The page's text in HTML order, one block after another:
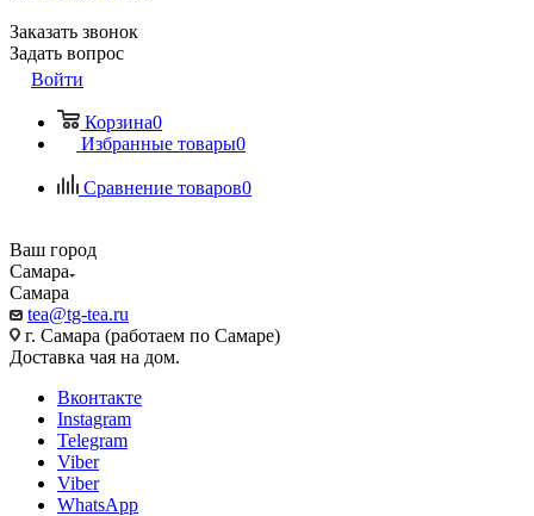
Заказать звонок
Задать вопрос
Войти
Корзина0
Избранные товары0
Сравнение товаров0
Ваш город
Самара
Самара
tea@tg-tea.ru
г. Самара (работаем по Самаре)
Доставка чая на дом.
Вконтакте
Instagram
Telegram
Viber
Viber
WhatsApp